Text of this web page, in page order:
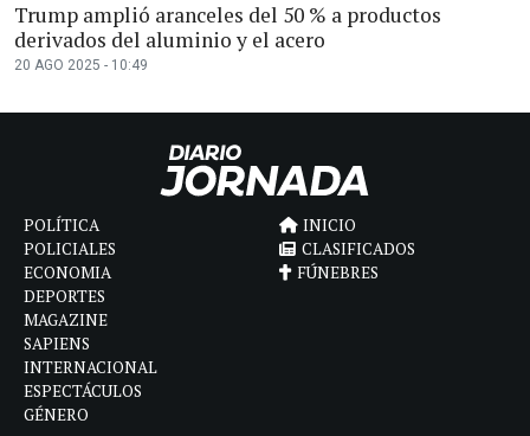
Trump amplió aranceles del 50 % a productos
derivados del aluminio y el acero
20 AGO 2025 - 10:49
POLÍTICA
POLICIALES
ECONOMIA
DEPORTES
MAGAZINE
SAPIENS
INTERNACIONAL
ESPECTÁCULOS
GÉNERO
INICIO
CLASIFICADOS
FÚNEBRES